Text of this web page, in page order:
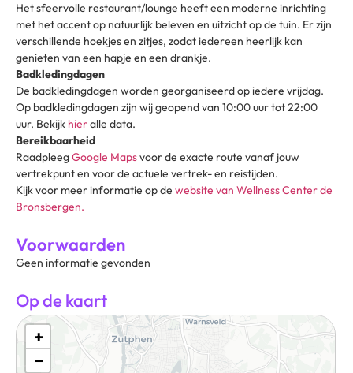
Het sfeervolle restaurant/lounge heeft een moderne inrichting
met het accent op natuurlijk beleven en uitzicht op de tuin. Er zijn
verschillende hoekjes en zitjes, zodat iedereen heerlijk kan
genieten van een hapje en een drankje.
Badkledingdagen
De badkledingdagen worden georganiseerd op iedere vrijdag.
Op badkledingdagen zijn wij geopend van 10:00 uur tot 22:00
uur. Bekijk hieralle data.
Bereikbaarheid
RaadpleegGoogle Mapsvoor de exacte route vanaf jouw
vertrekpunt en voor de actuele vertrek- en reistijden.
Kijk voor meer informatie op de website van Wellness Center de
Bronsbergen.
Voorwaarden
Geen informatie gevonden
Op de kaart
+
−